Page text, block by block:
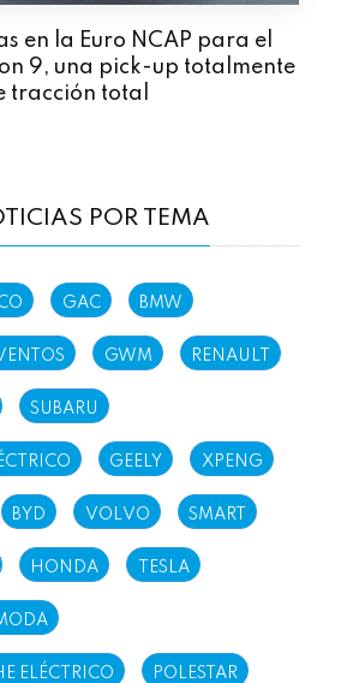
en la Euro NCAP para el
9, una pick-up totalmente
tracción total
POR TEMA
GAC BMW
GWM RENAULT
SUBARU
GEELY XPENG
BYD VOLVO SMART
HONDA TESLA
ELÉCTRICO POLESTAR